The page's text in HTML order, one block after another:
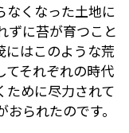
なくなった土地に
ずに苔が育つこと
にはこのような荒
てそれぞれの時代
ために尽力されて
られたのです。